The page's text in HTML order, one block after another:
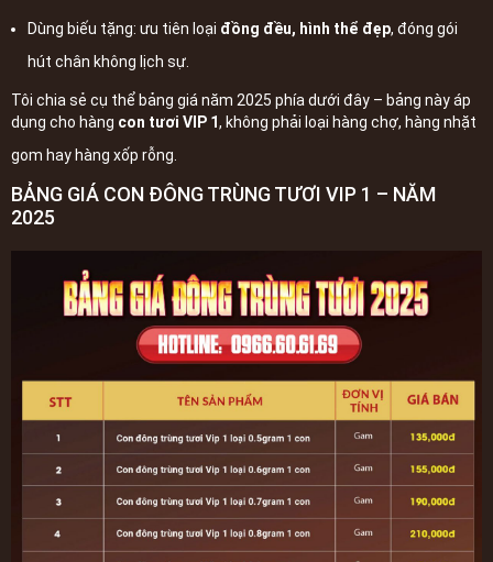
Dùng biếu tặng: ưu tiên loại đồng đều, hình thể đẹp, đóng gói
hút chân không lịch sự.
Tôi chia sẻ cụ thể bảng giá năm 2025 phía dưới đây – bảng này áp
dụng cho hàng con tươi VIP 1, không phải loại hàng chợ, hàng nhặt
gom hay hàng xốp rỗng.
BẢNG GIÁ CON ĐÔNG TRÙNG TƯƠI VIP 1 – NĂM
2025